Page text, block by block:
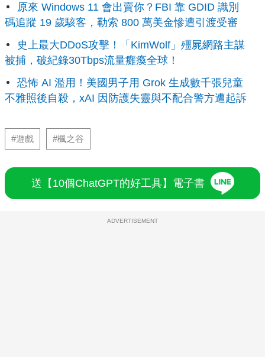
原來 Windows 11 會出賣你？FBI 靠 GDID 識別
碼追蹤 19 歲駭客，勒索 800 萬美金慘遭引渡受審
史上最大DDoS攻擊！「KimWolf」殭屍網路主謀
被捕，破紀錄30Tbps流量癱瘓全球！
恐怖 AI 濫用！美國男子用 Grok 生成數千張兒童
不雅照後自殺，xAI 因防護失靈與不配合警方遭起訴
#遊戲 #楓之谷
送【10個ChatGPT的好工具】電子書
ADVERTISEMENT